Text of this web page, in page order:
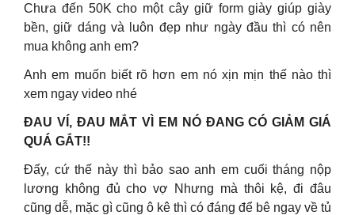
Chưa đến 50K cho một cây giữ form giày giúp giày
bền, giữ dáng và luôn đẹp như ngày đầu thì có nên
mua không anh em?
Anh em muốn biết rõ hơn em nó xịn mịn thế nào thì
xem ngay video nhé
ĐAU VÍ, ĐAU MẮT VÌ EM NÓ ĐANG CÓ GIẢM GIÁ
QUÁ GẮT!!
Đấy, cứ thế này thì bảo sao anh em cuối tháng nộp
lương không đủ cho vợ Nhưng mà thôi kệ, đi đâu
cũng dễ, mặc gì cũng ô kê thì có đáng để bê ngay về tủ